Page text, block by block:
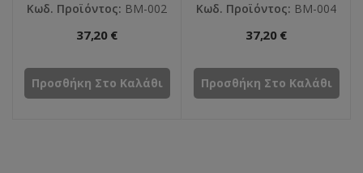
Κωδ. Προϊόντος: ΒΜ-002
37,20 €
Προσθήκη Στο Καλάθι
Κωδ. Προϊόντος: ΒΜ-004
37,20 €
Προσθήκη Στο Καλάθι